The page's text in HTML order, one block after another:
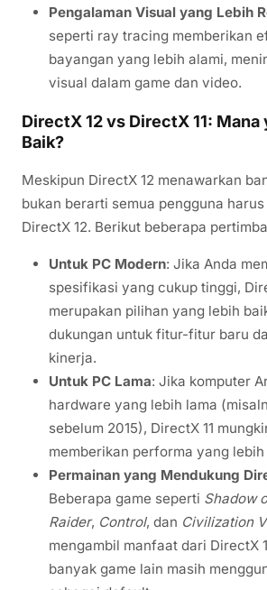
Pengalaman Visual yang Lebih
seperti ray tracing memberikan
bayangan yang lebih alami,
visual dalam game dan video.
DirectX 12 vs DirectX 11: Mana
Baik?
Meskipun DirectX 12 menawarkan
bukan berarti semua pengguna
DirectX 12. Berikut beberapa
Untuk PC Modern: Jika Anda
spesifikasi yang cukup tinggi,
merupakan pilihan yang lebih
dukungan untuk fitur-fitur baru
kinerja.
Untuk PC Lama: Jika komputer
hardware yang lebih lama
sebelum 2015), DirectX 11
memberikan performa yang lebih
Permainan yang Mendukung
Beberapa game seperti Shadow
Raider, Control, dan Civilization
mengambil manfaat dari DirectX
banyak game lain masih